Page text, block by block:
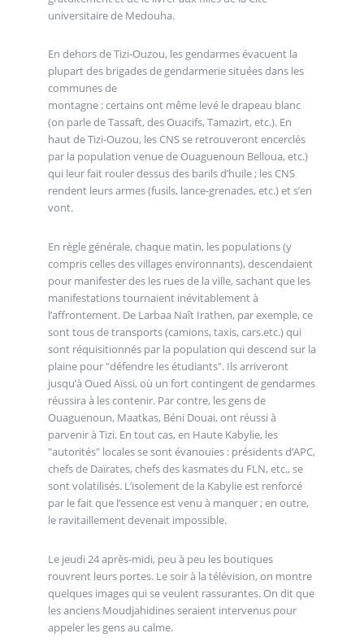
universitaire de Medouha.
En dehors de Tizi-Ouzou, les gendarmes évacuent la
plupart des brigades de gendarmerie situées dans les
communes de
montagne : certains ont même levé le drapeau blanc
(on parle de Tassaft, des Ouacifs, Tamazirt, etc.). En
haut de Tizi-Ouzou, les CNS se retrouveront encerclés
par la population venue de Ouaguenoun Belloua, etc.)
qui leur fait rouler dessus des barils d’huile ; les CNS
rendent leurs armes (fusils, lance-grenades, etc.) et s’en
vont.
En règle générale, chaque matin, les populations (y
compris celles des villages environnants), descendaient
pour manifester des les rues de la ville, sachant que les
manifestations tournaient inévitablement à
l’affrontement. De Larbaa Naît Irathen, par exemple, ce
sont tous de transports (camions, taxis, cars.etc.) qui
sont réquisitionnés par la population qui descend sur la
plaine pour "défendre les étudiants". Ils arriveront
jusqu’à Oued Aïssi, où un fort contingent de gendarmes
réussira à les contenir. Par contre, les gens de
Ouaguenoun, Maatkas, Béni Douai, ont réussi à
parvenir à Tizi. En tout cas, en Haute Kabylie, les
"autorités" locales se sont évanouies : présidents d’APC,
chefs de Daïrates, chefs des kasmates du FLN, etc., se
sont volatilisés. L’isolement de la Kabylie est renforcé
par le fait que l’essence est venu à manquer ; en outre,
le ravitaillement devenait impossible.
Le jeudi 24 après-midi, peu à peu les boutiques
rouvrent leurs portes. Le soir à la télévision, on montre
quelques images qui se veulent rassurantes. On dit que
les anciens Moudjahidines seraient intervenus pour
appeler les gens au calme.